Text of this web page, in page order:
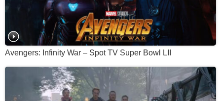
Avengers: Infinity War – Spot TV Super Bowl LII